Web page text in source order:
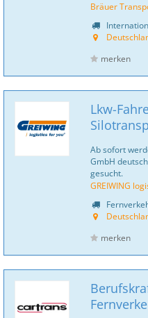
Bräuer
merken
Lkw-
Ab sofort
GmbH
gesucht.
GREIWING
merken